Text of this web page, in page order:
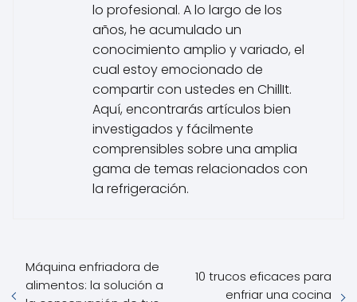
lo profesional. A lo largo de los
años, he acumulado un
conocimiento amplio y variado, el
cual estoy emocionado de
compartir con ustedes en ChillIt.
Aquí, encontrarás artículos bien
investigados y fácilmente
comprensibles sobre una amplia
gama de temas relacionados con
la refrigeración.
Máquina enfriadora de
alimentos: la solución a
10 trucos eficaces para
enfriar una cocina